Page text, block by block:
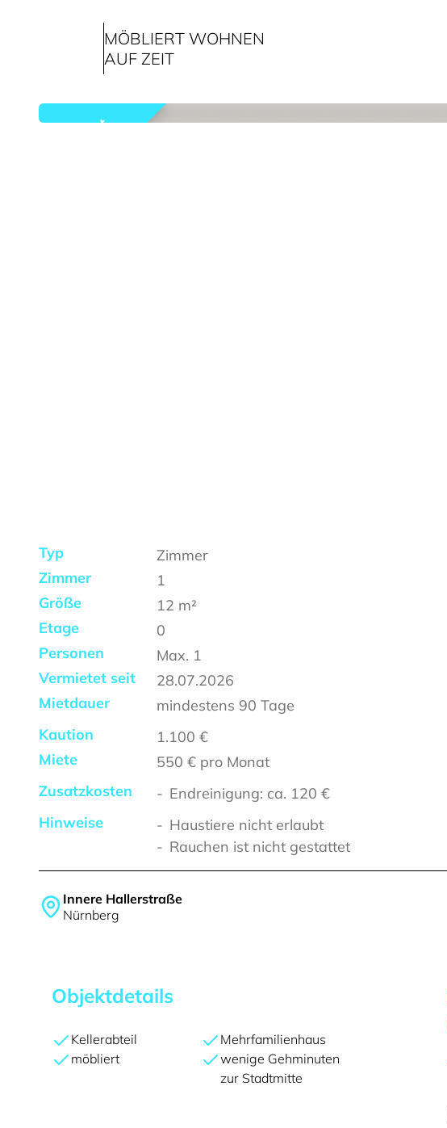
MÖBLIERT WOHNEN
AUF ZEIT
Innere Hallerstraße
Nürnberg
Typ
Zimmer
Zimmer
1
Größe
12 m²
Etage
0
Personen
Max. 1
Vermietet seit
28.07.2026
Mietdauer
mindestens 90 Tage
Kaution
1.100 €
Miete
550 € pro Monat
Zusatzkosten
Endreinigung: ca. 120 €
Hinweise
Haustiere nicht erlaubt
Rauchen ist nicht gestattet
Objektdetails
Kellerabteil
Mehrfamilienhaus
möbliert
wenige Gehminuten
zur Stadtmitte